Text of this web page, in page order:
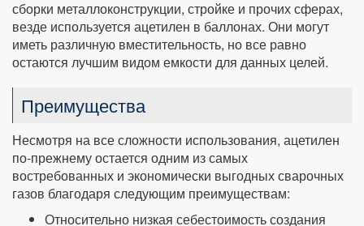
сборки металлоконструкции, стройке и прочих сферах,
везде используется ацетилен в баллонах. Они могут
иметь различную вместительность, но все равно
остаются лучшим видом емкости для данных целей.
Преимущества
Несмотря на все сложности использования, ацетилен
по-прежнему остается одним из самых
востребованных и экономически выгодных сварочных
газов благодаря следующим преимуществам:
Относительно низкая себестоимость создания